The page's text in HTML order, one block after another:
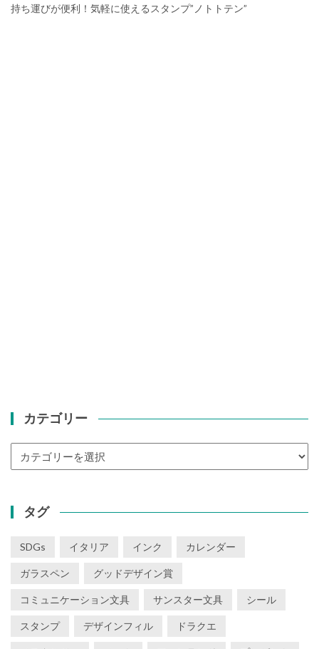
持ち運びが便利！気軽に使えるスタンプ”ノトトテン”
カテゴリー
タグ
SDGs イタリア インク カレンダー
ガラスペン グッドデザイン賞
コミュニケーション文具 サンスター文具 シール
スタンプ デザインフィル ドラクエ